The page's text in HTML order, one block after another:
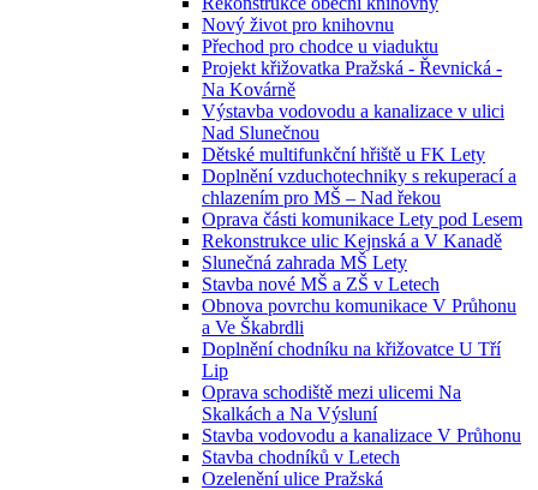
Nový život pro knihovnu
Přechod pro chodce u viaduktu
Projekt křižovatka Pražská - Řevnická -
Na Kovárně
Výstavba vodovodu a kanalizace v ulici
Nad Slunečnou
Dětské multifunkční hřiště u FK Lety
Doplnění vzduchotechniky s rekuperací a
chlazením pro MŠ – Nad řekou
Oprava části komunikace Lety pod Lesem
Rekonstrukce ulic Kejnská a V Kanadě
Slunečná zahrada MŠ Lety
Stavba nové MŠ a ZŠ v Letech
Obnova povrchu komunikace V Průhonu
a Ve Škabrdli
Doplnění chodníku na křižovatce U Tří
Lip
Oprava schodiště mezi ulicemi Na
Skalkách a Na Výsluní
Stavba vodovodu a kanalizace V Průhonu
Stavba chodníků v Letech
Ozelenění ulice Pražská